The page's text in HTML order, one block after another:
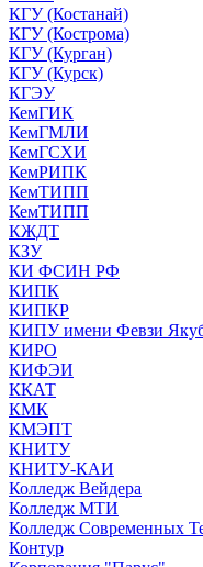
КГУ (Костанай)
КГУ (Кострома)
КГУ (Курган)
КГУ (Курск)
КГЭУ
КемГИК
КемГМЛИ
КемГСХИ
КемРИПК
КемТИПП
КемТИПП
КЖДТ
КЗУ
КИ ФСИН РФ
КИПК
КИПКР
КИПУ имени Февзи
КИРО
КИФЭИ
ККАТ
КМК
КМЭПТ
КНИТУ
КНИТУ-КАИ
Колледж Вейдера
Колледж МТИ
Колледж Современных
Контур